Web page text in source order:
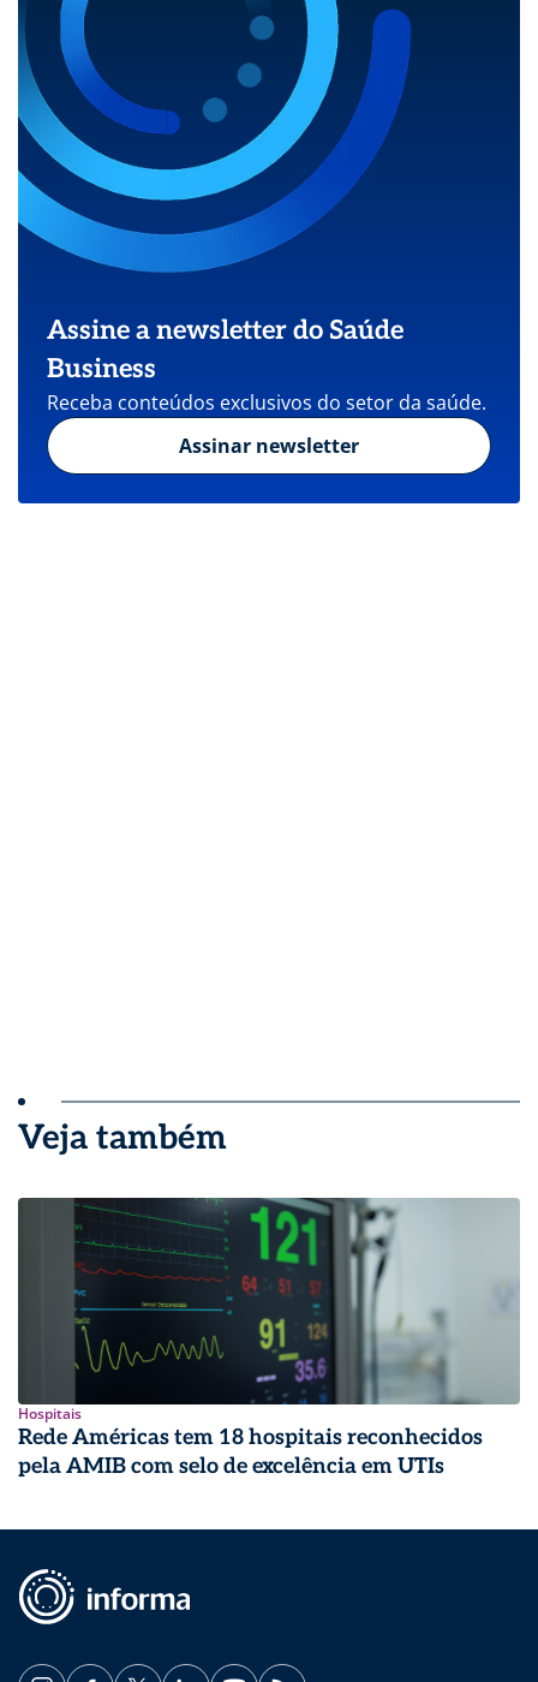
Assine a newsletter do Saúde
Business
Receba conteúdos exclusivos do setor da saúde.
Assinar newsletter
Veja também
Hospitais
Rede Américas tem 18 hospitais reconhecidos
pela AMIB com selo de excelência em UTIs